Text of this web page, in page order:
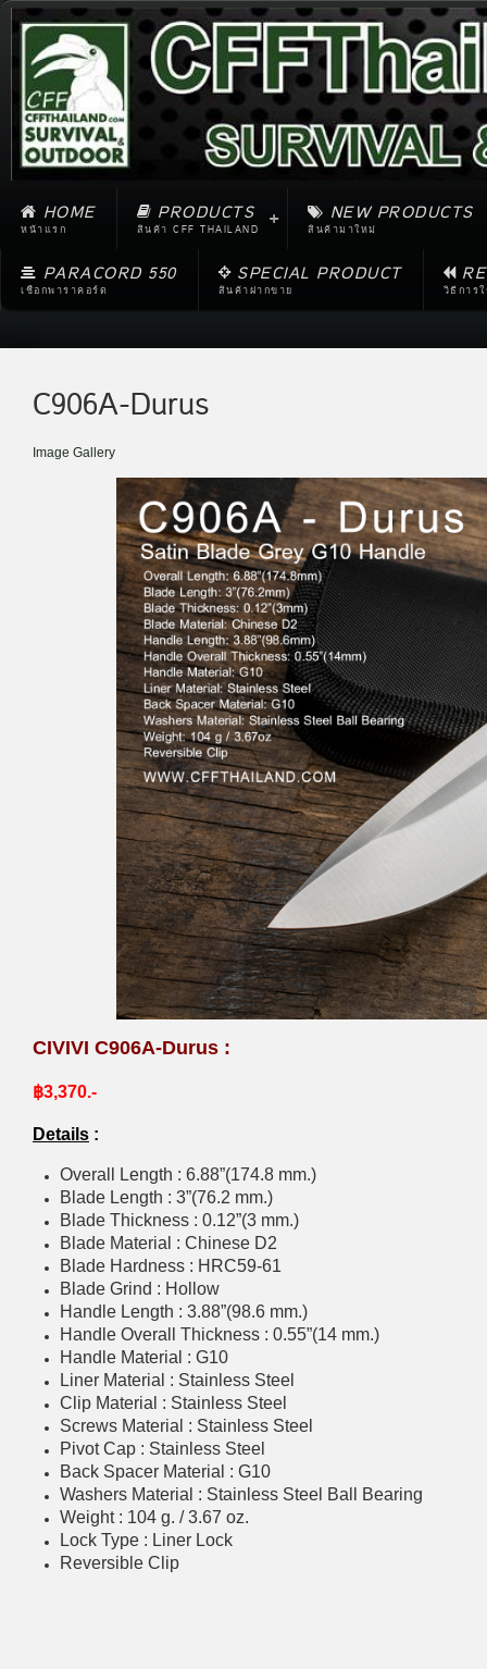
HOME
หน้าแรก
PRODUCTS
สินค้า CFF THAILAND
NEW PRODUCTS
สินค้ามาใหม่
PARACORD 550
เชือกพาราคอร์ด
SPECIAL PRODUCT
สินค้าฝากขาย วิธีการ
C906A-Durus
Image Gallery
CIVIVI C906A-Durus :
฿3,370.-
Details :
Overall Length : 6.88”(174.8 mm.)
Blade Length : 3”(76.2 mm.)
Blade Thickness : 0.12”(3 mm.)
Blade Material : Chinese D2
Blade Hardness : HRC59-61
Blade Grind : Hollow
Handle Length : 3.88”(98.6 mm.)
Handle Overall Thickness : 0.55”(14 mm.)
Handle Material : G10
Liner Material : Stainless Steel
Clip Material : Stainless Steel
Screws Material : Stainless Steel
Pivot Cap : Stainless Steel
Back Spacer Material : G10
Washers Material : Stainless Steel Ball Bearing
Weight : 104 g. / 3.67 oz.
Lock Type : Liner Lock
Reversible Clip